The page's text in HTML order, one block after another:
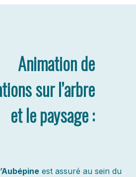
Animation de
sur l’arbre
et le paysage :
est assuré au sein du